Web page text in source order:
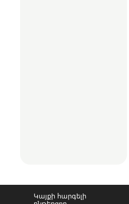
Կայքի հարգելի